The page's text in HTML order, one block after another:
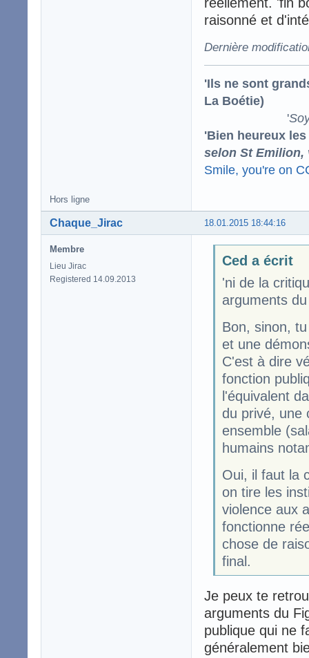
réellement. 'fin
raisonné et
Dernière
'Ils ne sont
La Boétie)
'
'Bien heureux
selon St Emilion,
Smile, you're on
Hors ligne
18.01.2015 18:44:16
Chaque_Jirac
Membre
Lieu Jirac
Registered 14.09.2013
Ced a écrit
'ni de la
arguments
Bon, sinon,
et une
C'est à dire
fonction
l'équivalent
du privé, une
ensemble
humains
Oui, il faut la
on tire les
violence aux
fonctionne
chose de
final.
Je peux te
arguments du
publique qui ne
généralement